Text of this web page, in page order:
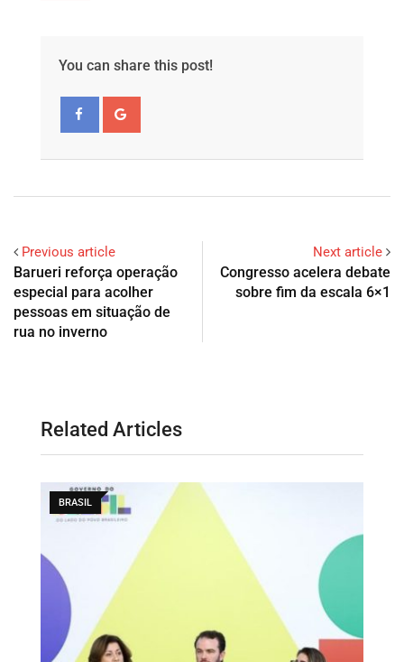
You can share this post!
Previous article
Barueri reforça operação
especial para acolher
pessoas em situação de
rua no inverno
Next article
Congresso acelera debate
sobre fim da escala 6×1
Related Articles
BRASIL